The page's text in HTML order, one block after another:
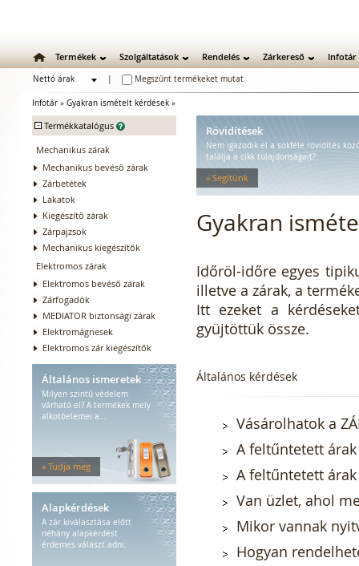
Termékek Szolgáltatások Rendelés Zárkereső Infotár
Nettó árak
Megszűnt termékeket mutat
Infotár » Gyakran ismételt kérdések »
- Termékkatalógus
Mechanikus zárak
Mechanikus bevéső zárak
Zárbetétek
Lakatok
Kiegészítő zárak
Zárpajzsok
Mechanikus kiegészítők
Elektromos zárak
Elektromos bevéső zárak
Zárfogadók
MEDIATOR biztonsági zárak
Elektromágnesek
Elektromos zár kiegészítők
Általános ismeretek
Milyen szintű védelem
várható el? A termékek mely
alkotóelemei a...
» Tudja meg
Alapkérdések
A zár kiválasztása előtt
néhány alapkérdést
érdemes választ adni.
Rövidítések
Nem igazodik el a sokféle rövidítés
találja a cikk tulajdonságait?
» Segítünk
Gyakran
Időröl-időre egyes
illetve a zárak, a
Itt ezeket a
gyüjtöttük össze.
Általános kérdések
Vásárolhatok a
A feltűntetett
A feltűntetett
Van üzlet, ahol
Mikor vannak
Hogyan